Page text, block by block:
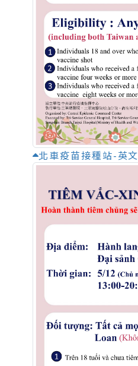
北車疫苗接種站-英文